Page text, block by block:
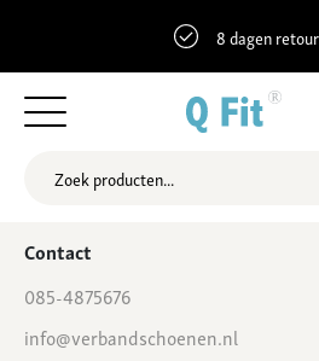
8 dagen
47.7786375 12.45236 Bahnhofstraße 5,
Contact
085-4875676
info@verbandschoenen.nl